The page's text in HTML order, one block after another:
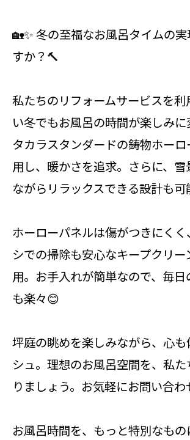
🏡✨ 冬の至福なお風呂タイムの
すか？🔨
私たちのリフォームサービスを
い冬でもお風呂の時間が楽しみに
タカラスタンダードの鋳物ホー
用し、暖かさを追求。さらに、
ながらリラックスできる設計も
ホーローパネルは傷がつきにく
シでの掃除も安心なキープクリー
用。お手入れが簡単なので、毎
も楽々😊
坪庭の眺めを楽しみながら、心
シュ。理想のお風呂空間を、私
りましょう。お気軽にお問い合
お風呂時間を、もっと特別なも